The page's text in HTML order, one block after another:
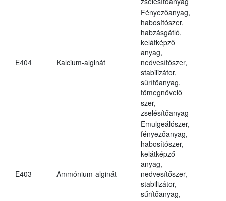
E404 Kalcium-alginát
Fényezőanyag,
habosítószer,
habzásgátló,
kelátképző
anyag,
nedvesítőszer,
stabilizátor,
sűrítőanyag,
tömegnövelő
szer,
zselésítőanyag
E403 Ammónium-alginát
Emulgeálószer,
fényezőanyag,
habosítószer,
kelátképző
anyag,
nedvesítőszer,
stabilizátor,
sűrítőanyag,